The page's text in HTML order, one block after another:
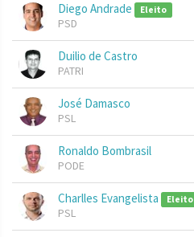
Diego Andrade Eleito
PSD
Duilio de Castro
PATRI
José Damasco
PSL
Ronaldo Bombrasil
PODE
Charlles Evangelista Eleito
PSL